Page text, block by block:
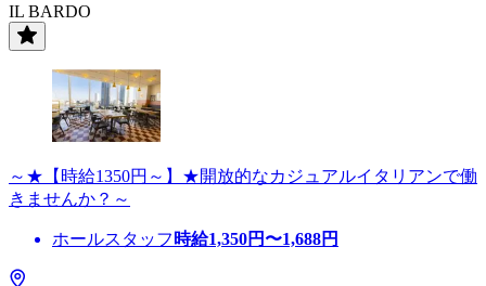
IL BARDO
～★【時給1350円～】★開放的なカジュアルイタリアンで働
きませんか？～
ホールスタッフ 時給1,350円〜1,688円